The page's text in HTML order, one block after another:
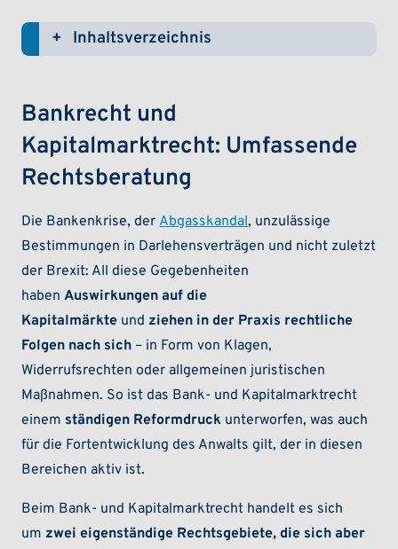
Inhaltsverzeichnis
Bankrecht und
Kapitalmarktrecht: Umfassende
Rechtsberatung
Die Bankenkrise, derAbgasskandal, unzulässige
Bestimmungen in Darlehensverträgen und nicht zuletzt
der Brexit: All diese Gegebenheiten
habenAuswirkungen auf die
Kapitalmärkte und ziehen in der Praxis rechtliche
Folgen nach sich – in Form von Klagen,
Widerrufsrechten oder allgemeinen juristischen
Maßnahmen. So ist das Bank- und Kapitalmarktrecht
einem ständigen Reformdruck unterworfen, was auch
für die Fortentwicklung des Anwalts gilt, der in diesen
Bereichen aktiv ist.
Beim Bank- und Kapitalmarktrecht handelt es sich
um zwei eigenständige Rechtsgebiete, die sich aber